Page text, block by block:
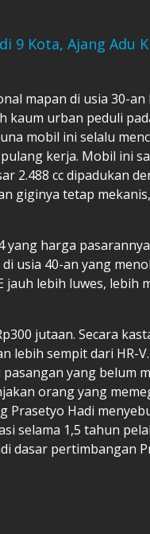
9 Kota, Ajang Adu
mapan di usia 30-
kaum urban peduli
mobil ini selalu
kerja. Mobil ini
2.488 cc dipadukan
giginya tetap
yang harga
usia 40-an yang
jauh lebih luwes, lebih
jutaan. Secara
lebih sempit dari HR-
yang belum
orang yang
Prasetyo Hadi
selama 1,5 tahun
dasar pertimbangan